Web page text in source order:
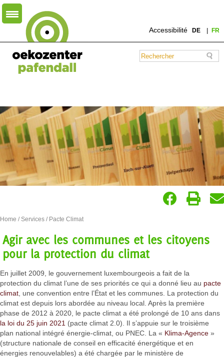
Accessibilité DE FR
Home /Services / Pacte Climat
Agir avec les communes et les citoyens
pour la protection du climat
En juillet 2009, le gouvernement luxembourgeois a fait de la
protection du climat l’une de ses priorités ce qui a donné lieu au pacte
climat, une convention entre l’État et les communes. La protection du
climat est depuis lors abordée au niveau local. Après la première
phase de 2012 à 2020, le pacte climat a été prolongé de 10 ans dans
la loi du 25 juin 2021 (pacte climat 2.0). Il s’appuie sur le troisième
plan national intégré énergie-climat, ou PNEC. La « Klima-Agence »
(structure nationale de conseil en efficacité énergétique et en
énergies renouvelables) a été chargée par le ministère de